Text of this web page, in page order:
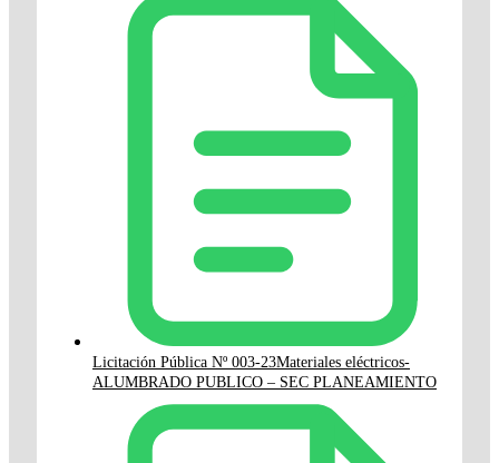
Licitación Pública Nº 003-23Materiales eléctricos-
ALUMBRADO PUBLICO – SEC PLANEAMIENTO